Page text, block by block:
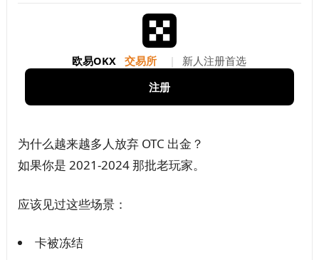
欧易OKX 交易所 |
新人注册首选
注册
为什么越来越多人放弃 OTC 出金？
如果你是 2021-2024 那批老玩家。
应该见过这些场景：
卡被冻结